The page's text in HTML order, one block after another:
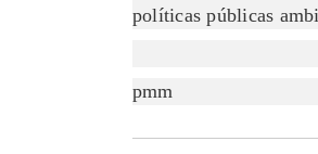
políticas públicas
pmm